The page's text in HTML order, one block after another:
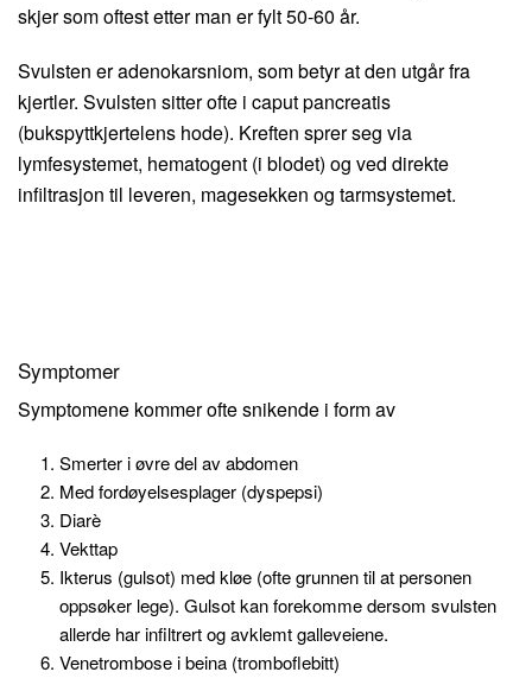
skjer som oftest etter man er fylt 50-60 år.
Svulsten er adenokarsniom, som betyr at den utgår fra
kjertler. Svulsten sitter ofte i caput pancreatis
(bukspyttkjertelens hode). Kreften sprer seg via
lymfesystemet, hematogent (i blodet) og ved direkte
infiltrasjon til leveren, magesekken og tarmsystemet.
Symptomer
Symptomene kommer ofte snikende i form av
Smerter i øvre del av abdomen
Med fordøyelsesplager (dyspepsi)
Diarè
Vekttap
Ikterus (gulsot) med kløe (ofte grunnen til at personen
oppsøker lege). Gulsot kan forekomme dersom svulsten
allerde har infiltrert og avklemt galleveiene.
Venetrombose i beina (tromboflebitt)